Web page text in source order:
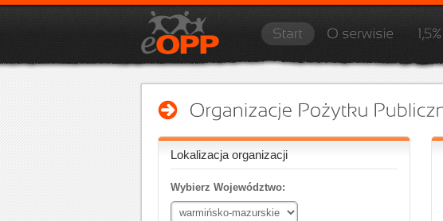
Lokalizacja organizacji
Wybierz Województwo: